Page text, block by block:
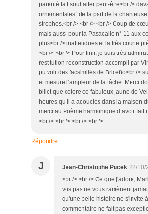
parenté fait souhaiter peut-être<br />
ornementales” de la part de la
strophes.<br /> <br /> <br /> Coup de
mais aussi pour la Pasacalle n° 11 aux
plus<br /> inattendues et la très courte
<br /> <br /> Pour finir, je suis très
restitution-reconstruction accompli par
pu voir des facsimilés de Briceño<br />
et mesure l’ampleur de la tâche. Merci
billet que colore ce fabuleux jaune de
heures qu’il a adoucies dans la maison
merci au Poème harmonique d’avoir fait
<br /> <br /> <br /> <br />
Répondre
J Jean-Christophe Pucek 22/10/
<br /> <br /> Ce que j'adore,
vos pas ne vous ramènent
qu'une belle histoire ne s'invite
commentaire ne fait pas